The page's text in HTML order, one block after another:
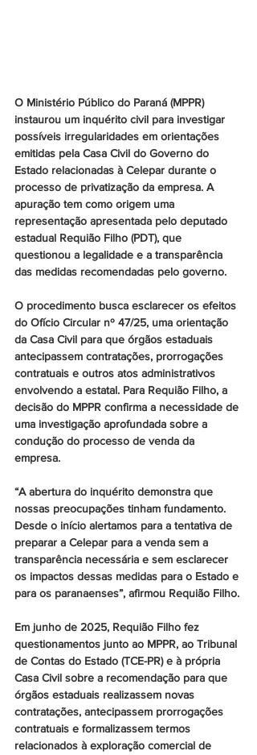
O Ministério Público do Paraná (MPPR)
instaurou um inquérito civil para investigar
possíveis irregularidades em orientações
emitidas pela Casa Civil do Governo do
Estado relacionadas à Celepar durante o
processo de privatização da empresa. A
apuração tem como origem uma
representação apresentada pelo deputado
estadual Requião Filho (PDT), que
questionou a legalidade e a transparência
das medidas recomendadas pelo governo.
O procedimento busca esclarecer os efeitos
do Ofício Circular nº 47/25, uma orientação
da Casa Civil para que órgãos estaduais
antecipassem contratações, prorrogações
contratuais e outros atos administrativos
envolvendo a estatal. Para Requião Filho, a
decisão do MPPR confirma a necessidade de
uma investigação aprofundada sobre a
condução do processo de venda da
empresa.
“A abertura do inquérito demonstra que
nossas preocupações tinham fundamento.
Desde o início alertamos para a tentativa de
preparar a Celepar para a venda sem a
transparência necessária e sem esclarecer
os impactos dessas medidas para o Estado e
para os paranaenses”, afirmou Requião Filho.
Em junho de 2025, Requião Filho fez
questionamentos junto ao MPPR, ao Tribunal
de Contas do Estado (TCE-PR) e à própria
Casa Civil sobre a recomendação para que
órgãos estaduais realizassem novas
contratações, antecipassem prorrogações
contratuais e formalizassem termos
relacionados à exploração comercial de